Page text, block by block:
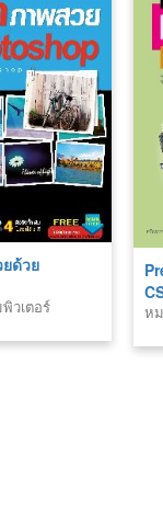
ด้วย
วเตอร์ ห